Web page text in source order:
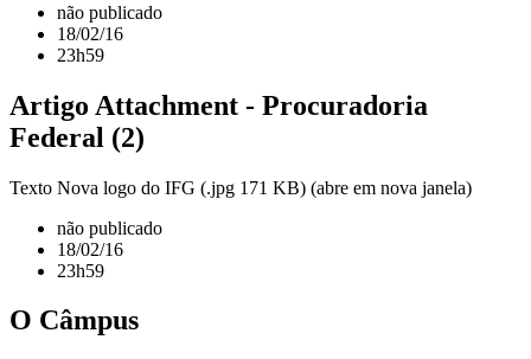
não publicado
18/02/16
23h59
Artigo Attachment - Procuradoria
Federal (2)
Texto Nova logo do IFG (.jpg 171 KB) (abre em nova janela)
não publicado
18/02/16
23h59
O Câmpus